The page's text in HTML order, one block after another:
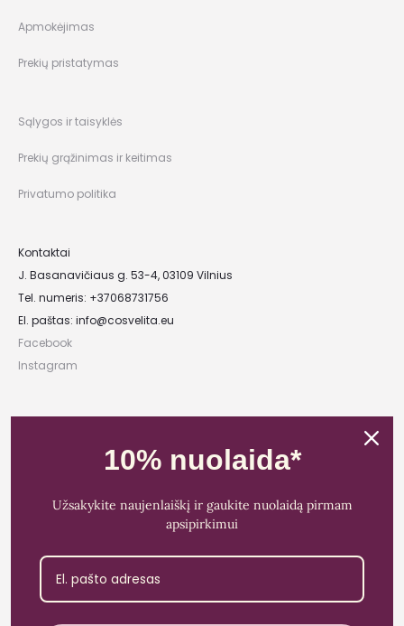
Apmokėjimas
Prekių pristatymas
Sąlygos ir taisyklės
Prekių grąžinimas ir keitimas
Privatumo politika
Kontaktai
J. Basanavičiaus g. 53-4, 03109 Vilnius
Tel. numeris: +37068731756
El. paštas: info@cosvelita.eu
Facebook
Instagram
Įmonės kodas: 303481944
PVM mokėtojo kodas: LT100011828014
Bankas: Paysera LT
Sąskaitos Nr.: LT89 3500 0100 0165 5773
10% nuolaida*
Užsakykite naujenlaiškį ir gaukite nuolaidą pirmam
apsipirkimui